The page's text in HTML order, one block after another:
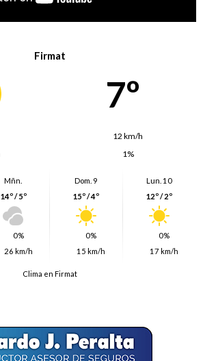
Firmat
7º
12 km/h
1%
Mñn.
14º / 5º
0%
26 km/h
Dom. 9
15º / 4º
0%
15 km/h
Lun. 10
12º / 2º
0%
17 km/h
Clima en Firmat